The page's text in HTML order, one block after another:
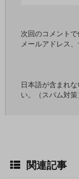
次回のコメント
メールアドレス
日本語が含まれ
い。（スパム対策
関連記事